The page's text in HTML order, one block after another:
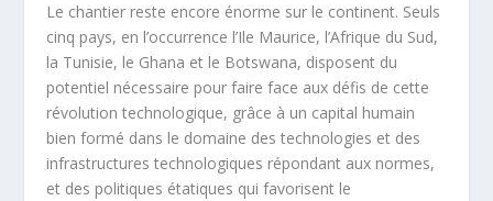
Le chantier reste encore énorme sur le continent. Seuls
cinq pays, en l’occurrence l’Ile Maurice, l’Afrique du Sud,
la Tunisie, le Ghana et le Botswana, disposent du
potentiel nécessaire pour faire face aux défis de cette
révolution technologique, grâce à un capital humain
bien formé dans le domaine des technologies et des
infrastructures technologiques répondant aux normes,
et des politiques étatiques qui favorisent le